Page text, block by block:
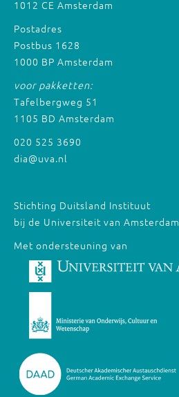
1012 CE Amsterdam
Postadres
Postbus 1628
1000 BP Amsterdam
voor pakketten:
Tafelbergweg 51
1105 BD Amsterdam
020 525 3690
dia@uva.nl
Stichting Duitsland Instituut
bij de Universiteit van Amsterdam
Met ondersteuning van